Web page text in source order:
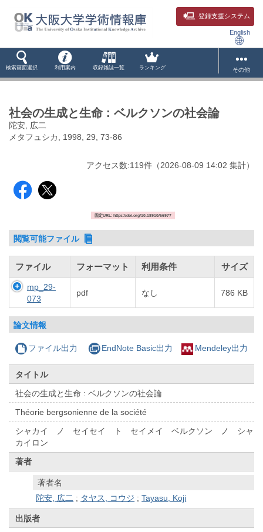
登録支援システム
English
検索画面選択 利用案内 収録雑誌一覧 ランキング その他
社会の生成と生命 : ベルクソンの社会論
陀安, 広二
メタフュシカ, 1998, 29, 73-86
アクセス数:119件 （2026-08-09 14:02 集計）
固定URL: https://doi.org/10.18910/66977
閲覧可能ファイル
ファイル フォーマット 利用条件 サイズ
mp_29-
073
pdf なし 786 KB
論文情報
ファイル出力 EndNote Basic出力 Mendeley出力
タイトル
社会の生成と生命 : ベルクソンの社会論
Théorie bergsonienne de la société
シャカイ ノ セイセイ ト セイメイ ベルクソン ノ シャ
カイロン
著者
著者名
陀安, 広二 ; タヤス, コウジ ;Tayasu, Koji
出版者